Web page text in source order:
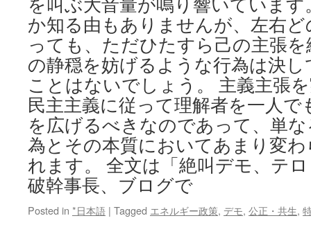
法
で
公
開
via
echo-
news
か知る由もありませんが、左右
っても、ただひたすら己の主張
の静穏を妨げるような行為は決
ことはないでしょう。 主義主張
民主主義に従って理解者を一人
を広げるべきなのであって、単
為とその本質においてあまり変
れます。 全文は「絶叫デモ、テ
破幹事長、ブログで
Posted in *日本語 | Tagged エネルギー政策, デモ, 公正・共生,